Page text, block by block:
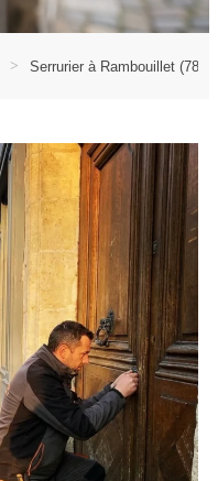
Serrurier à Rambouillet